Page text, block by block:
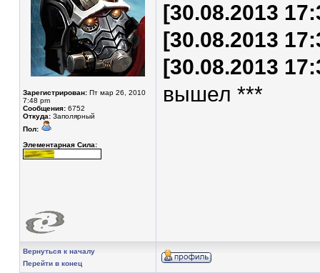
Зарегистрирован: Пт мар 26, 2010
7:48 pm
Сообщения: 6752
Откуда: Заполярный
Пол:
Элементарная Сила:
[30.08.2013
[30.08.2013
[30.08.2013
вышел ***
Вернуться к началу
Перейти в конец